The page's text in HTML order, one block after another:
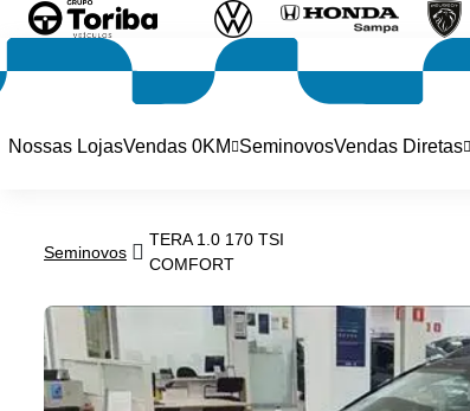
Nossas LojasVendas 0KM SeminovosVendas Diretas
Seminovos
TERA 1.0 170 TSI
COMFORT